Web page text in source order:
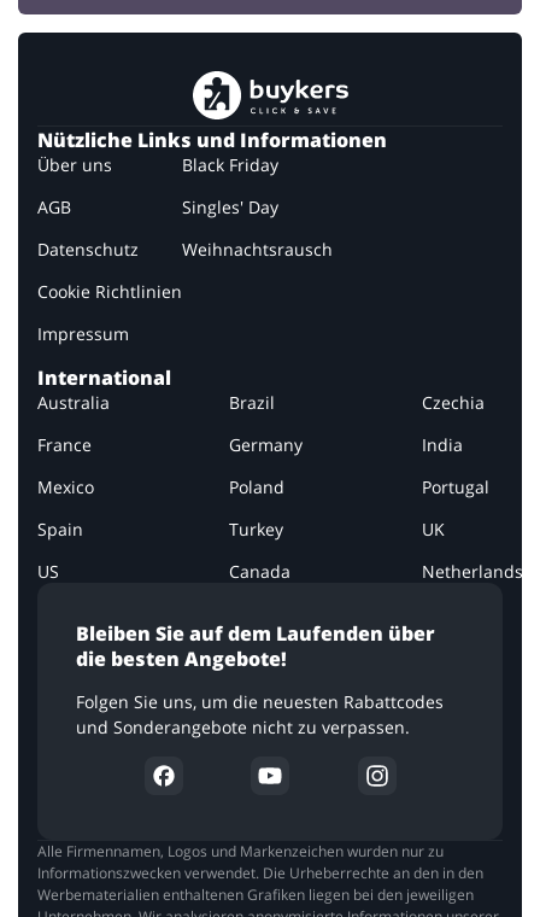
Bleiben Sie auf dem Laufenden über
die besten Angebote!
Folgen Sie uns, um die neuesten Rabattcodes
und Sonderangebote nicht zu verpassen.
Nützliche Links und Informationen
Über uns
AGB
Datenschutz
Cookie Richtlinien
Impressum
Black Friday
Singles' Day
Weihnachtsrausch
International
Australia Brazil
Czechia
France
Germany
India
Mexico
Poland
Portugal
Spain
Turkey
UK
US
Canada Netherlands
Alle Firmennamen, Logos und Markenzeichen wurden nur zu
Informationszwecken verwendet. Die Urheberrechte an den in den
Werbematerialien enthaltenen Grafiken liegen bei den jeweiligen